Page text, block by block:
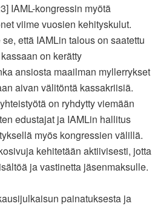
IAML-kongressin myötä
viime vuosien kehityskulut.
että IAMLin talous on saatettu
on kerätty
ansiosta maailman myllerrykset
aivan välitöntä kassakriisiä.
on ryhdytty viemään
edustajat ja IAMLin hallitus
myös kongressien välillä.
kehitetään aktiivisesti, jotta
ja vastinetta jäsenmaksulle.
painatuksesta ja